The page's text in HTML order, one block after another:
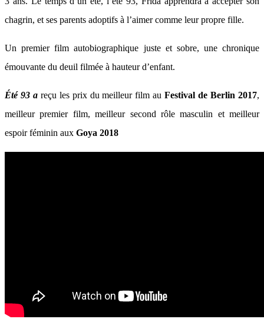
chagrin, et ses parents adoptifs à l’aimer comme leur propre fille.
Un premier film autobiographique juste et sobre, une chronique
émouvante du deuil filmée à hauteur d’enfant.
Été 93 areçu les prix du meilleur film auFestival de Berlin 2017,
meilleur premier film, meilleur second rôle masculin et meilleur
espoir féminin aux Goya 2018